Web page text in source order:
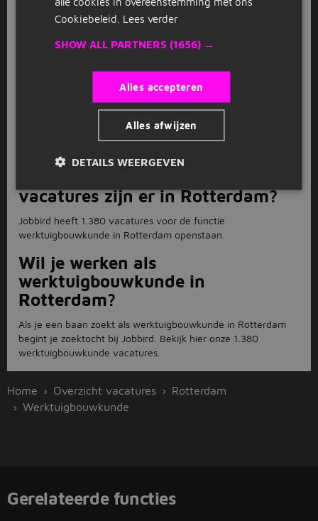
Hoe solliciteer ik als
Solliciteren voor de functie werktuigbouwkunde in Rotterdam
doe je direct op de website van Jobbird. Bij sommige
werktuigbouwkunde vacatures in Rotterdam word je
vacatures zijn er in Rotterdam?
Jobbird heeft 1.380 vacatures voor de functie
werktuigbouwkunde in Rotterdam openstaan.
Wil je werken als
werktuigbouwkunde in
Rotterdam?
Als je een baan zoekt als werktuigbouwkunde in Rotterdam
begint je zoektocht bij Jobbird. Bekijk hier onze 1.380
werktuigbouwkunde vacatures.
Home Overzicht vacatures
Rotterdam
Werktuigbouwkunde
Gerelateerde functies
Cookiebeleid. Lees verder
SHOW ALL PARTNERS (1656) →
Alles accepteren
Alles afwijzen
DETAILS WEERGEVEN